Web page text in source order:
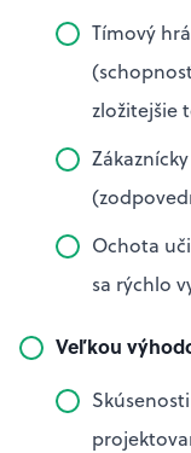
Tímový
zložitejšie
Ochota
sa rýchlo
Veľkou